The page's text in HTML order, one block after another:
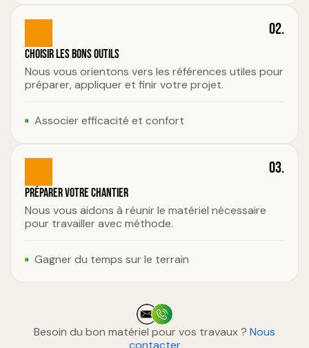
02.
Choisir les bons outils
Nous vous orientons vers les références utiles pour
préparer, appliquer et finir votre projet.
Associer efficacité et confort
03.
Préparer votre chantier
Nous vous aidons à réunir le matériel nécessaire
pour travailler avec méthode.
Gagner du temps sur le terrain
Besoin du bon matériel pour vos travaux ? Nous
contacter